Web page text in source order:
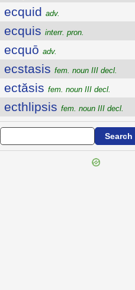
ecquid adv.
ecquis interr. pron.
ecquō adv.
ecstasis fem. noun III decl.
ectăsis fem. noun III decl.
ecthlipsis fem. noun III decl.